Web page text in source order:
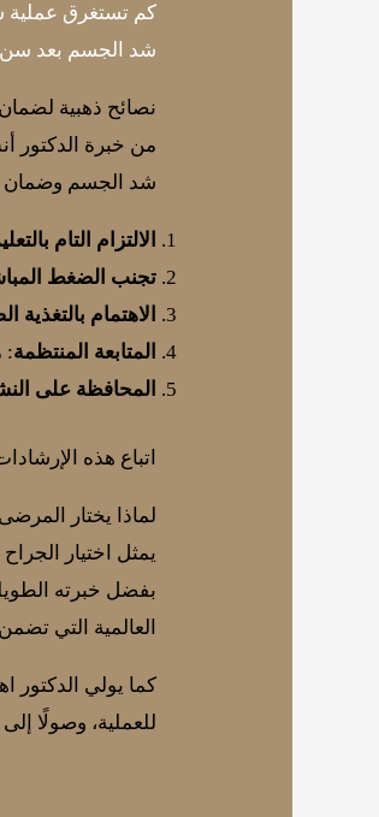
كم تستغرق عملية
شد الجسم بعد سن
نصائح ذهبية
من خبرة الدكتور
شد الجسم وضمان
الالتزام التام
تجنب الضغط
الاهتمام بالتغذية
المتابعة المنتظمة:
المحافظة على
اتباع هذه
لماذا يختار
يمثل اختيار
بفضل خبرته
العالمية التي
كما يولي الدكتور
للعملية، وصولًا